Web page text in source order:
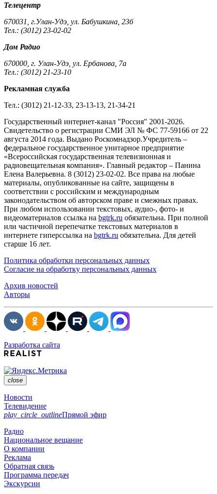
Телецентр
670031, г.Улан-Удэ, ул. Бабушкина, 23б
Тел.: (3012) 23-02-02
Дом Радио
670000, г. Улан-Удэ, ул. Ербанова, 7а
Тел.: (3012) 21-23-10
Рекламная служба
Тел.: (3012) 21-12-33, 23-13-13, 21-34-21
Государственный интернет-канал "Россия" 2001-2026.
Cвидетельство о регистрации СМИ ЭЛ № ФС 77-59166 от 22
августа 2014 года. Выдано Роскомнадзор.Учредитель –
федеральное государственное унитарное предприятие
«Всероссийская государственная телевизионная и
радиовещательная компания». Главный редактор – Панина
Елена Валерьевна. 8 (3012) 23-02-02. Все права на любые
материалы, опубликованные на сайте, защищены в
соответствии с российским и международным
законодательством об авторском праве и смежных правах.
При любом использовании текстовых, аудио-, фото- и
видеоматериалов ссылка на bgtrk.ru обязательна. При полной
или частичной перепечатке текстовых материалов в
интернете гиперссылка на bgtrk.ru обязательна. Для детей
старше 16 лет.
Политика обработки персональных данных
Согласие на обработку персональных данных
Архив новостей
Авторы
Разработка сайта
close
Новости
Телевидение
play_circle_outlineПрямой эфир
Радио
Национальное вещание
О компании
Реклама
Обратная связь
Программа передач
Экскурсии